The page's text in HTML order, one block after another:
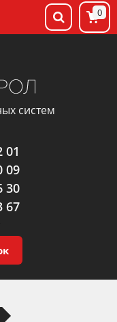
систем
01
09
30
67
0